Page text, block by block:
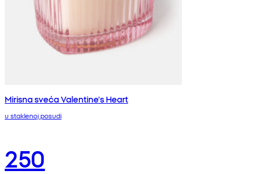
Mirisna sveća Valentine's Heart
u staklenoj posudi
250